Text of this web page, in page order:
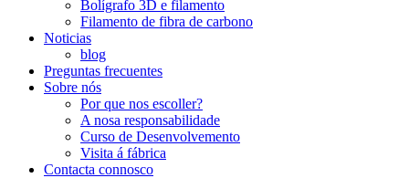
Bolígrafo 3D e filamento
Filamento de fibra de carbono
Noticias
blog
Preguntas frecuentes
Sobre nós
Por que nos escoller?
A nosa responsabilidade
Curso de Desenvolvemento
Visita á fábrica
Contacta connosco